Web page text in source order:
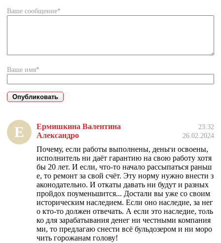
Ваше сообщение*
Ваше имя*
Е
Ермишкина Валентина
Александро
23:32
26.02.2024
Почему, если работы выполнены, деньги освоены,
исполнитель ни даёт гарантию на свою работу хотя
бы 20 лет. И если, что-то начало рассыпаться раньш
е, то ремонт за свой счёт. Эту норму нужно внести з
аконодательно. И откаты давать ни будут и разных
пройдох поуменьшится... Достали вы уже со своим
историческим наследием. Если оно наследие, за нег
о кто-то должен отвечать. А если это наследие, толь
ко для зарабатывания денег ни честными компания
ми, то предлагаю снести всё бульдозером и ни моро
чить горожанам голову!